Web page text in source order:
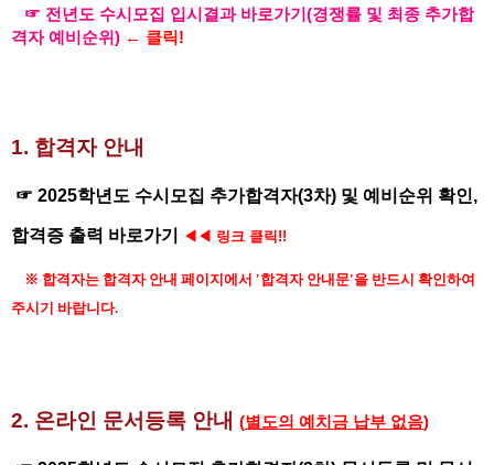
☞ 전년도 수시모집 입시결과 바로가기(경쟁률 및 최종 추가합
격자 예비순위) ← 클릭!
1. 합격자 안내
☞ 2025학년도 수시모집 추가합격자(3차) 및 예비순위 확인,
합격증 출력 바로가기 ◀ ◀ 링크 클릭!!
※ 합격자는 합격자 안내 페이지에서 '합격자 안내문'을 반드시 확인하여
주시기 바랍니다.
2. 온라인 문서등록 안내 (별도의 예치금 납부 없음)